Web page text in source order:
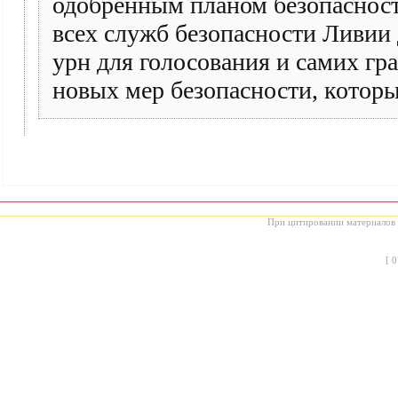
всех служб безопасности
урн для голосования и самих
новых мер безопасности,
При цитировании материалов
[